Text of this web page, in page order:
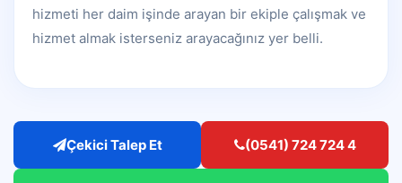
hizmeti her daim işinde arayan bir ekiple çalışmak ve
hizmet almak isterseniz arayacağınız yer belli.
Çekici Talep Et (0541) 724 724 4